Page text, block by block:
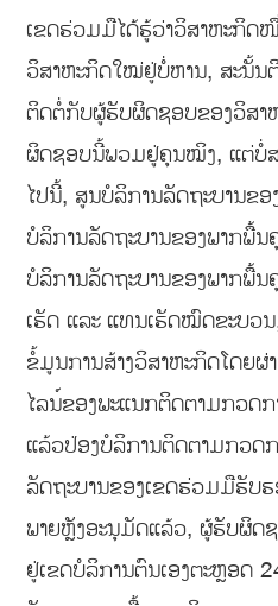
ເຂດຮ່ວມມືໄດ້ຮູ້ວ່າວິສາຫະກິດໜຶ່
ວິສາຫະກິດໃໝ່ຢູ່ບໍ່ຫານ, ສະນັ້ນ
ຕິດຕໍ່ກັບຜູ້ຮັບຜິດຊອບຂອງວິສາ
ຜິດຊອບນີ້ພວມຢູ່ຄຸນໝິງ, ແຕ່ບໍ່
ໄປນີ້, ສູນບໍລິການລັດຖະບານຂ
ບໍລິການລັດຖະບານຂອງພາກພື້
ບໍລິການລັດຖະບານຂອງພາກພື້
ເຮັດ ແລະ ແທນເຮັດໝົດຂະບ
ຂໍ້ມູນການສ້າງວິສາຫະກິດໂດຍ
ໄລນ໌ຂອງພະແນກຕິດຕາມກວດ
ແລ້ວປ່ອງບໍລິການຕິດຕາມກວດ
ລັດຖະບານຂອງເຂດຮ່ວມມືຮັບ
ພາຍຫຼັງອະນຸມັດແລ້ວ, ຜູ້ຮັບຜິດ
ຢູ່ເຂດບໍລິການຕົນເອງຕະຫຼອດ